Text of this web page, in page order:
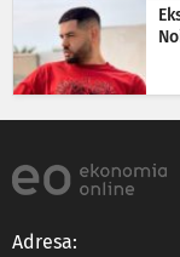
Adresa: